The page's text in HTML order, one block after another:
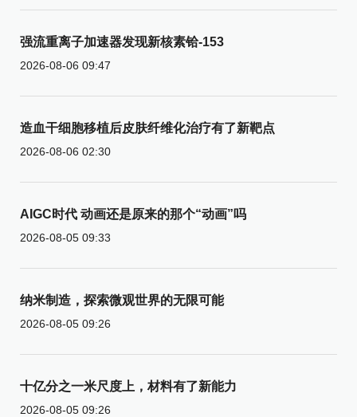
强流重离子加速器发现新核素铪-153
2026-08-06 09:47
造血干细胞移植后皮肤纤维化治疗有了新靶点
2026-08-06 02:30
AIGC时代 动画还是原来的那个“动画”吗
2026-08-05 09:33
纳米制造，探索微观世界的无限可能
2026-08-05 09:26
十亿分之一米尺度上，材料有了新能力
2026-08-05 09:26